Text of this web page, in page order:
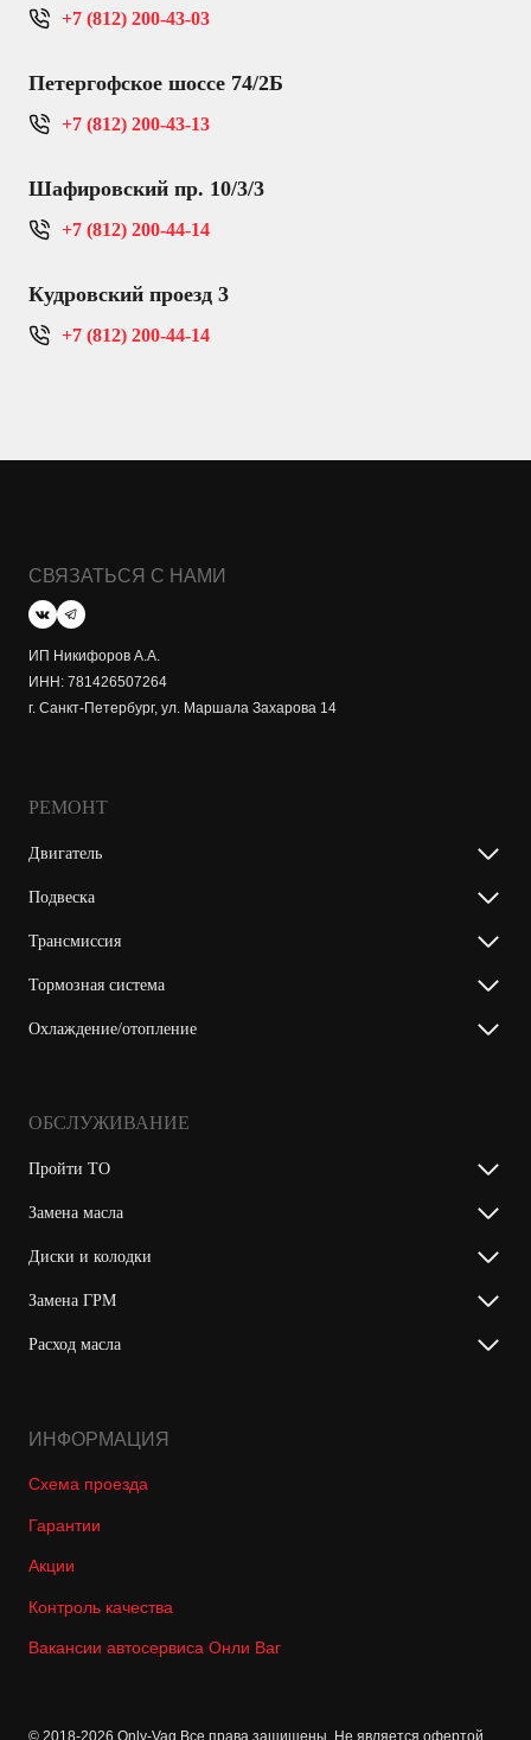
+7 (812) 200-43-03
Петергофское шоссе 74/2Б
+7 (812) 200-43-13
Шафировский пр. 10/3/3
+7 (812) 200-44-14
Кудровский проезд 3
+7 (812) 200-44-14
СВЯЗАТЬСЯ С НАМИ
ИП Никифоров А.А.
ИНН: 781426507264
г. Санкт-Петербург, ул. Маршала Захарова 14
РЕМОНТ
Двигатель
Подвеска
Трансмиссия
Тормозная система
Охлаждение/отопление
ОБСЛУЖИВАНИЕ
Пройти ТО
Замена масла
Диски и колодки
Замена ГРМ
Расход масла
ИНФОРМАЦИЯ
Схема проезда
Гарантии
Акции
Контроль качества
Вакансии автосервиса Онли Ваг
© 2018-2026 Only-Vag Все права защищены. Не является офертой.